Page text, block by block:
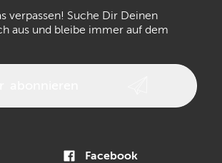
Epiphone
verpassen! Suche Dir Deinen
aus und bleibe immer auf dem
Facebook